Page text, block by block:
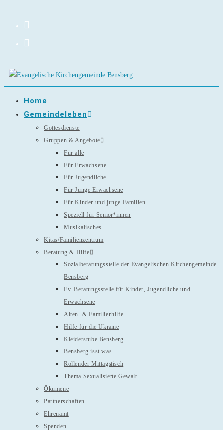
Home
Gemeindeleben
Gottesdienste
Gruppen & Angebote
Für alle
Für Erwachsene
Für Jugendliche
Für Junge Erwachsene
Für Kinder und junge Familien
Speziell für Senior*innen
Musikalisches
Kitas/Familienzentrum
Beratung & Hilfe
Sozialberatungsstelle der Evangelischen Kirchengemeinde
Bensberg
Ev. Beratungsstelle für Kinder, Jugendliche und
Erwachsene
Alten- & Familienhilfe
Hilfe für die Ukraine
Kleiderstube Bensberg
Bensberg isst was
Rollender Mittagstisch
Thema Sexualisierte Gewalt
Ökumene
Partnerschaften
Ehrenamt
Spenden